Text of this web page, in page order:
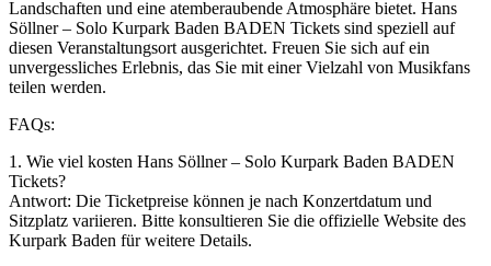
Landschaften und eine atemberaubende Atmosphäre bietet. Hans
Söllner – Solo Kurpark Baden BADEN Tickets sind speziell auf
diesen Veranstaltungsort ausgerichtet. Freuen Sie sich auf ein
unvergessliches Erlebnis, das Sie mit einer Vielzahl von Musikfans
teilen werden.
FAQs:
1. Wie viel kosten Hans Söllner – Solo Kurpark Baden BADEN
Tickets?
Antwort: Die Ticketpreise können je nach Konzertdatum und
Sitzplatz variieren. Bitte konsultieren Sie die offizielle Website des
Kurpark Baden für weitere Details.